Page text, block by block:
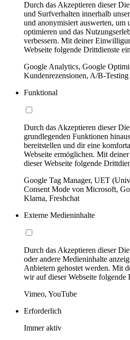
Durch das Akzeptieren dieser
und Surfverhalten innerhalb
und anonymisiert auswerten, um
optimieren und das
verbessern. Mit deiner
Webseite folgende Drittdienste
Google Analytics, Google
Kundenrezensionen, A/B-Testing
Funktional
Durch das Akzeptieren dieser
grundlegenden Funktionen
bereitstellen und dir eine
Webseite ermöglichen. Mit
dieser Webseite folgende
Google Tag Manager, UET
Consent Mode von Microsoft,
Klarna, Freshchat
Externe Medieninhalte
Durch das Akzeptieren dieser
oder andere Medieninhalte
Anbietern gehostet werden. Mit
wir auf dieser Webseite folgende
Vimeo, YouTube
Erforderlich
Immer aktiv